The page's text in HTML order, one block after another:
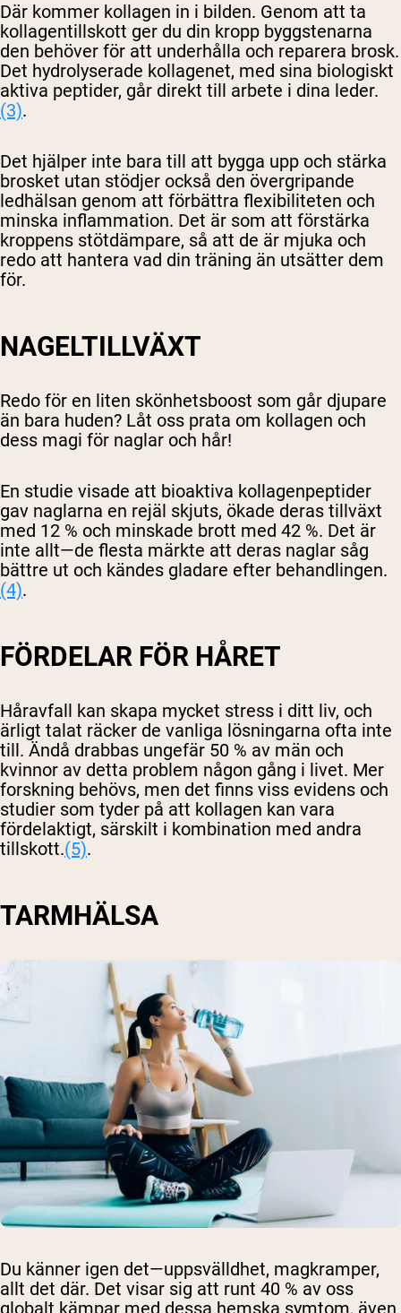
Där kommer kollagen in i bilden. Genom att ta
kollagentillskott ger du din kropp byggstenarna
den behöver för att underhålla och reparera brosk.
Det hydrolyserade kollagenet, med sina biologiskt
aktiva peptider, går direkt till arbete i dina leder.
(3).
Det hjälper inte bara till att bygga upp och stärka
brosket utan stödjer också den övergripande
ledhälsan genom att förbättra flexibiliteten och
minska inflammation. Det är som att förstärka
kroppens stötdämpare, så att de är mjuka och
redo att hantera vad din träning än utsätter dem
för.
NAGELTILLVÄXT
Redo för en liten skönhetsboost som går djupare
än bara huden? Låt oss prata om kollagen och
dess magi för naglar och hår!
En studie visade att bioaktiva kollagenpeptider
gav naglarna en rejäl skjuts, ökade deras tillväxt
med 12 % och minskade brott med 42 %. Det är
inte allt—de flesta märkte att deras naglar såg
bättre ut och kändes gladare efter behandlingen.
(4).
FÖRDELAR FÖR HÅRET
Håravfall kan skapa mycket stress i ditt liv, och
ärligt talat räcker de vanliga lösningarna ofta inte
till. Ändå drabbas ungefär 50 % av män och
kvinnor av detta problem någon gång i livet. Mer
forskning behövs, men det finns viss evidens och
studier som tyder på att kollagen kan vara
fördelaktigt, särskilt i kombination med andra
tillskott.(5).
TARMHÄLSA
Du känner igen det—uppsvälldhet, magkramper,
allt det där. Det visar sig att runt 40 % av oss
globalt kämpar med dessa hemska symtom, även